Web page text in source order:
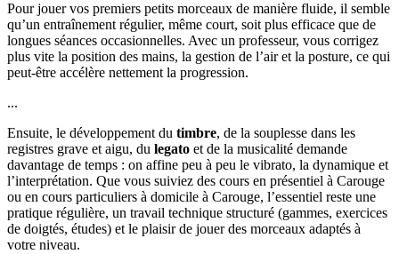
Pour jouer vos premiers petits morceaux de manière fluide, il semble
qu’un entraînement régulier, même court, soit plus efficace que de
longues séances occasionnelles. Avec un professeur, vous corrigez
plus vite la position des mains, la gestion de l’air et la posture, ce qui
peut-être accélère nettement la progression.
...
Ensuite, le développement du timbre, de la souplesse dans les
registres grave et aigu, du legato et de la musicalité demande
davantage de temps : on affine peu à peu le vibrato, la dynamique et
l’interprétation. Que vous suiviez des cours en présentiel à Carouge
ou en cours particuliers à domicile à Carouge, l’essentiel reste une
pratique régulière, un travail technique structuré (gammes, exercices
de doigtés, études) et le plaisir de jouer des morceaux adaptés à
votre niveau.